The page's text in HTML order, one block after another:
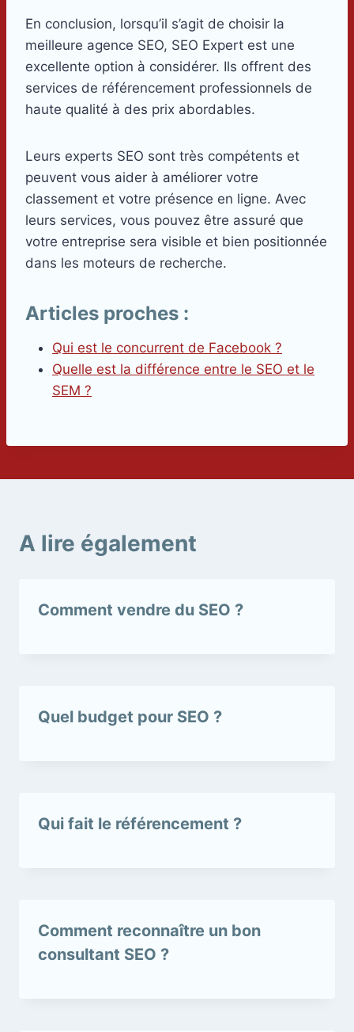
En conclusion, lorsqu’il s’agit de choisir la
meilleure agence SEO, SEO Expert est une
excellente option à considérer. Ils offrent des
services de référencement professionnels de
haute qualité à des prix abordables.
Leurs experts SEO sont très compétents et
peuvent vous aider à améliorer votre
classement et votre présence en ligne. Avec
leurs services, vous pouvez être assuré que
votre entreprise sera visible et bien positionnée
dans les moteurs de recherche.
Articles proches :
Qui est le concurrent de Facebook ?
Quelle est la différence entre le SEO et le
SEM ?
A lire également
Comment vendre du SEO ?
Quel budget pour SEO ?
Qui fait le référencement ?
Comment reconnaître un bon
consultant SEO ?